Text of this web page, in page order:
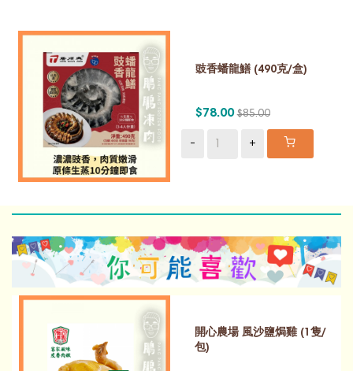
豉香蟠龍鱔 (490克/盒)
$78.00 $85.00
- +
開心農場 風沙鹽焗雞 (1隻/
包)